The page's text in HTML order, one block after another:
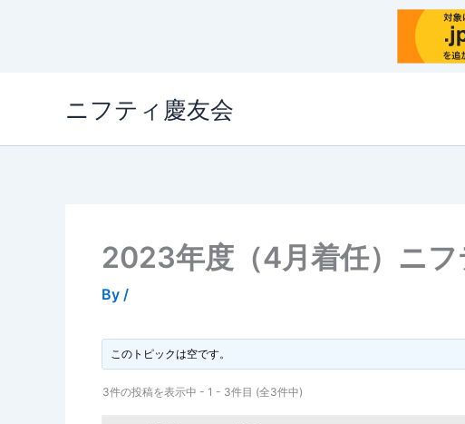
ニフティ慶友会
2023年度（4月着任）ニ
By /
このトピックは空です。
3件の投稿を表示中 - 1 - 3件目 (全3件中)